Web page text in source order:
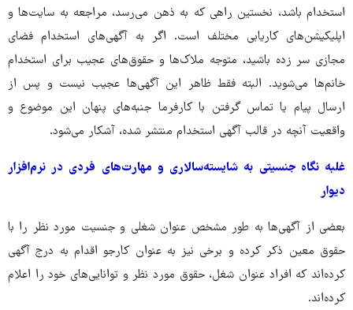
استخدام باشد، نخستین راهی که به ذهن می‌رسد، مراجعه به سایت‌ها و
اپلیکیشن‌های کاریابی مختلف است. اگر به آگهی‌های استخدام فضای
مجازی سر زده باشید، متوجه ملاک‌ها و حقوق‌های عجیب برای استخدام
خانم‌ها می‌شوید. البته فقط ظاهر این آگهی‌ها عجیب نیست و پس از
ارسال پیام یا تماس گرفتن با کارفرما جنبه‌های پنهان این موضوع و
واقعیت آنچه در قالب آگهی استخدام منتشر شده، آشکار می‌شود.
غلبه نگاه جنسیتی به شایسته‌سالاری و مهارت‌های فردی در نرم‌افزار
دیوار
بعضی از آگهی‌ها به طور مشخص عنوان شغلی و جنسیت مورد نظر را با
حقوق معین ذکر کرده و برخی نیز به عنوان کارجو اقدام به درج آگهی
کرده‌اند که افراد عنوان شغل، حقوق مورد نظر و توانایی‌های خود را اعلام
کرده‌اند.